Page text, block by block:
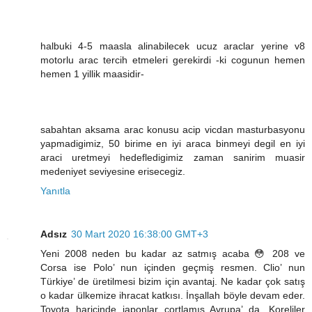
halbuki 4-5 maasla alinabilecek ucuz araclar yerine v8
motorlu arac tercih etmeleri gerekirdi -ki cogunun hemen
hemen 1 yillik maasidir-
sabahtan aksama arac konusu acip vicdan masturbasyonu
yapmadigimiz, 50 birime en iyi araca binmeyi degil en iyi
araci uretmeyi hedefledigimiz zaman sanirim muasir
medeniyet seviyesine erisecegiz.
Yanıtla
Adsız 30 Mart 2020 16:38:00 GMT+3
Yeni 2008 neden bu kadar az satmış acaba 😳 208 ve
Corsa ise Polo’ nun içinden geçmiş resmen. Clio’ nun
Türkiye’ de üretilmesi bizim için avantaj. Ne kadar çok satış
o kadar ülkemize ihracat katkısı. İnşallah böyle devam eder.
Toyota haricinde japonlar cortlamış Avrupa’ da. Koreliler